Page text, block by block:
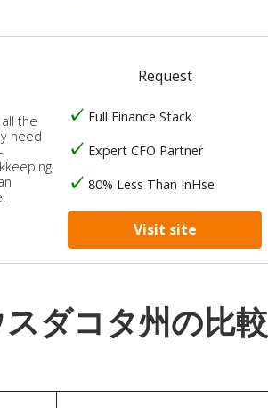
the
need
Request
Full Finance Stack
Expert CFO Partner
80% Less Than InHse
Visit site
ダコタ州の比較